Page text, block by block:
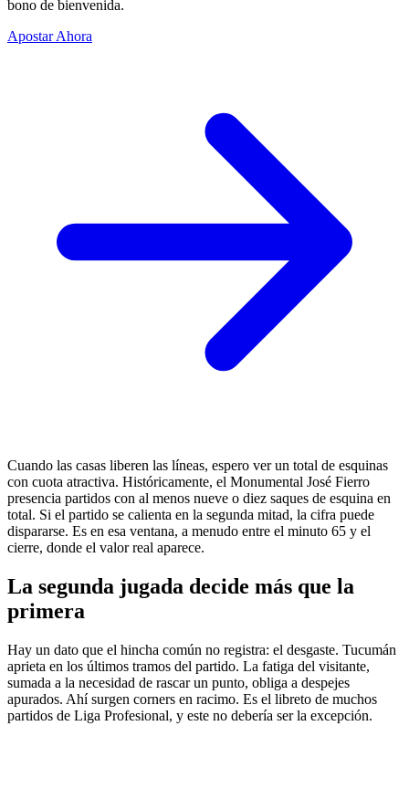
bono de bienvenida.
Apostar Ahora
Cuando las casas liberen las líneas, espero ver un total de esquinas
con cuota atractiva. Históricamente, el Monumental José Fierro
presencia partidos con al menos nueve o diez saques de esquina en
total. Si el partido se calienta en la segunda mitad, la cifra puede
dispararse. Es en esa ventana, a menudo entre el minuto 65 y el
cierre, donde el valor real aparece.
La segunda jugada decide más que la
primera
Hay un dato que el hincha común no registra: el desgaste. Tucumán
aprieta en los últimos tramos del partido. La fatiga del visitante,
sumada a la necesidad de rascar un punto, obliga a despejes
apurados. Ahí surgen corners en racimo. Es el libreto de muchos
partidos de Liga Profesional, y este no debería ser la excepción.